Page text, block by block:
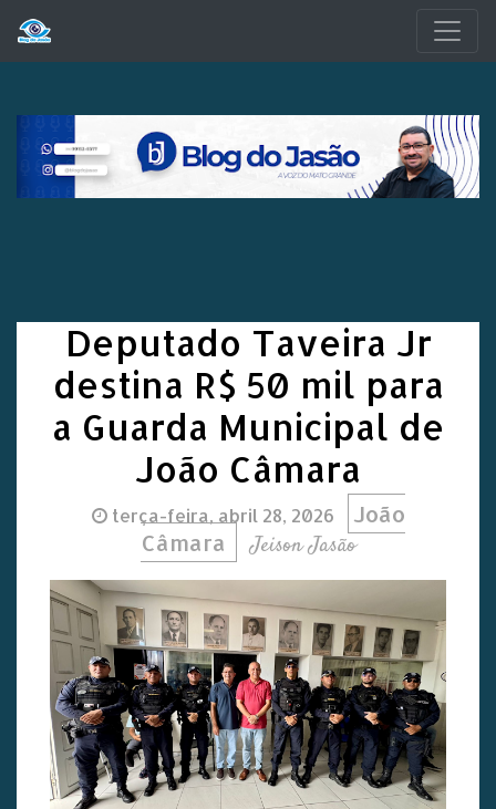
Deputado Taveira Jr
destina R$ 50 mil para
a Guarda Municipal de
João Câmara
terça-feira, abril 28, 2026
João
Câmara
Jeison Jasão